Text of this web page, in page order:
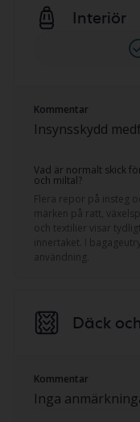
Interiör
Kommentar
Insynsskydd
Vad är normalt skick
och miltal?
Flera repor på insteg
märken på ratt,
och textilier visar
innertaket. I
användning.
Däck
Kommentar
Inga